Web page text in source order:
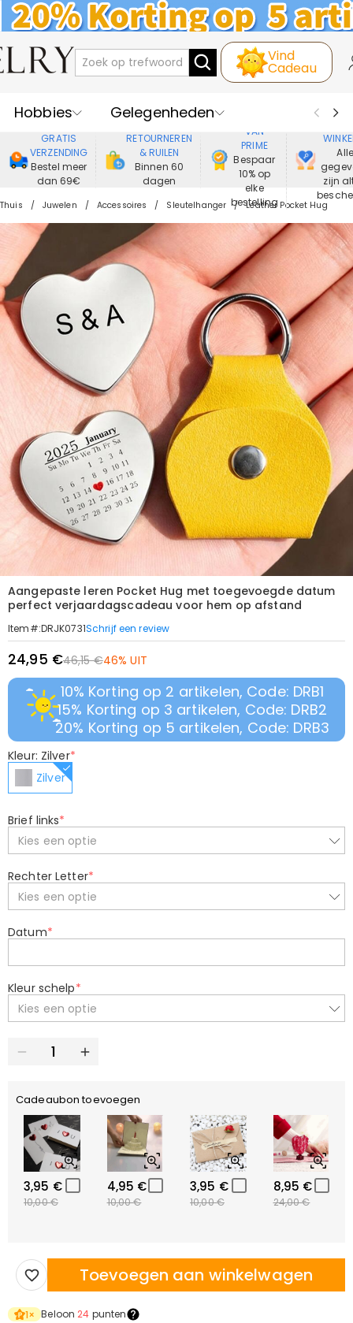
Vind
Cadeau
Hobbies
Gelegenheden
Recipienten
Best Verkochte
Nieuwe
Juwelen
Wonen&Leven
Kleding
GRATIS
VERZENDING
Bestel meer
dan 69€
RETOURNEREN
& RUILEN
Binnen 60
dagen
VAN
PRIME
Bespaar
10% op
elke
bestelling
Alle
zijn
Thuis Juwelen Accessoires Sleutelhanger Leather Pocket Hug
Aangepaste leren Pocket Hug met toegevoegde datum
perfect verjaardagscadeau voor hem op afstand
Item#:DRJK0731Schrijf een review
24,95 €46,15 €46% UIT
10% Korting op 2 artikelen, Code: DRB1
15% Korting op 3 artikelen, Code: DRB2
20% Korting op 5 artikelen, Code: DRB3
Kleur: Zilver*
Zilver
Brief links*
Kies een optie
Rechter Letter*
Kies een optie
Datum*
Kleur schelp*
Kies een optie
Cadeaubon toevoegen
3,95 €
10,00 €
4,95 €
10,00 €
3,95 €
10,00 €
8,95 €
24,00 €
Toevoegen aan winkelwagen
1× Beloon 24 punten